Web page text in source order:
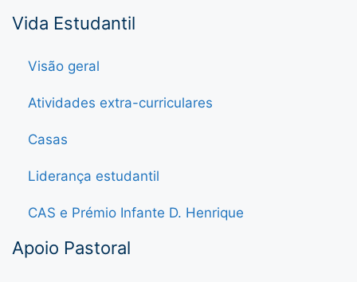
Vida Estudantil
Visão geral
Atividades extra-curriculares
Casas
Liderança estudantil
CAS e Prémio Infante D. Henrique
Apoio Pastoral